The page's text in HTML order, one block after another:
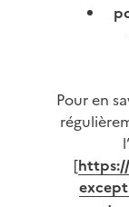
Pour en
[